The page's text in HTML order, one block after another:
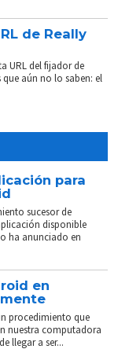
de Really
URL del fijador de
aún no lo saben: el
para
sucesor de
disponible
ha anunciado en
en
procedimiento que
nuestra computadora
llegar a ser...